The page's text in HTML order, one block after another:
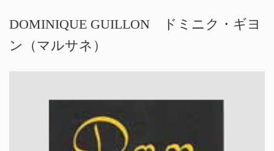
DOMINIQUE GUILLON ドミニク・ギヨ
ン（マルサネ）